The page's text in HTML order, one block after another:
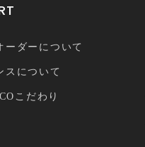
ーダーについて
スについて
こだわり